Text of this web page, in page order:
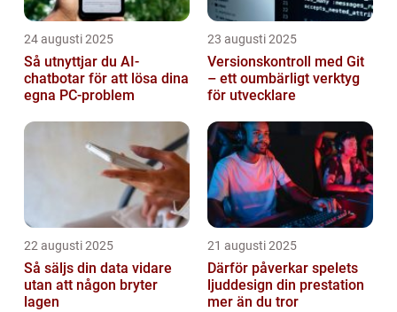
24 augusti 2025
Så utnyttjar du AI-
chatbotar för att lösa dina
egna PC-problem
23 augusti 2025
Versionskontroll med Git
– ett oumbärligt verktyg
för utvecklare
22 augusti 2025
Så säljs din data vidare
utan att någon bryter
lagen
21 augusti 2025
Därför påverkar spelets
ljuddesign din prestation
mer än du tror